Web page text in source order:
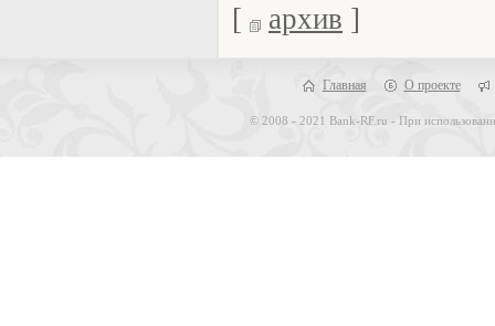
[ архив ]
Главная О проекте
© 2008 - 2021 Bank-RF.ru - При